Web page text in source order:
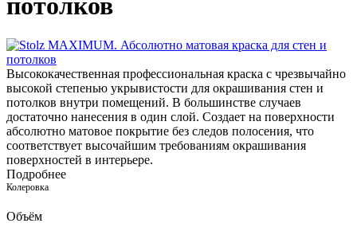
потолков
Высококачественная профессиональная краска с чрезвычайно
высокой степенью укрывистости для окрашивания стен и
потолков внутри помещений. В большинстве случаев
достаточно нанесения в один слой. Создает на поверхности
абсолютно матовое покрытие без следов полосения, что
соответствует высочайшим требованиям окрашивания
поверхностей в интерьере.
Подробнее
Колеровка
Объём